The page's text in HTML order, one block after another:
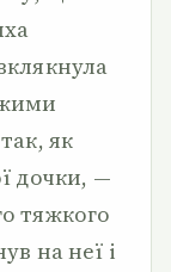
як
дочки, —
тяжкого
на неї і